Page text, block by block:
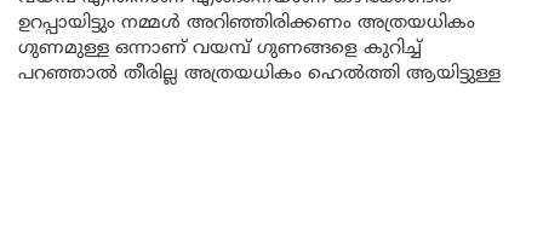
ഉറപ്പായിട്ടും നമ്മൾ അറിഞ്ഞിരിക്കണം അത്രയധികം
ഗുണമുള്ള ഒന്നാണ് വയമ്പ് ഗുണങ്ങളെ കുറിച്ച്
പറഞ്ഞാൽ തീരില്ല അത്രയധികം ഹെൽത്തി ആയിട്ടുള്ള